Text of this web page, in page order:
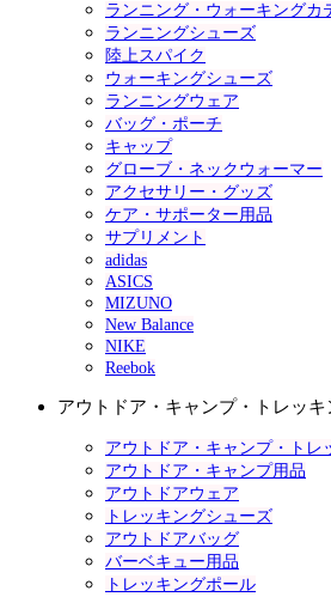
ランニング・ウォーキングカ
ランニングシューズ
陸上スパイク
ウォーキングシューズ
ランニングウェア
バッグ・ポーチ
キャップ
グローブ・ネックウォーマー
アクセサリー・グッズ
ケア・サポーター用品
サプリメント
adidas
ASICS
MIZUNO
New Balance
NIKE
Reebok
アウトドア・キャンプ・トレッキ
アウトドア・キャンプ・トレ
アウトドア・キャンプ用品
アウトドアウェア
トレッキングシューズ
アウトドアバッグ
バーベキュー用品
トレッキングポール